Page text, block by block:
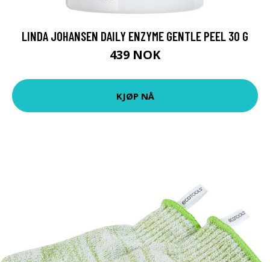
LINDA JOHANSEN DAILY ENZYME GENTLE PEEL 30 G
439 NOK
KJØP NÅ